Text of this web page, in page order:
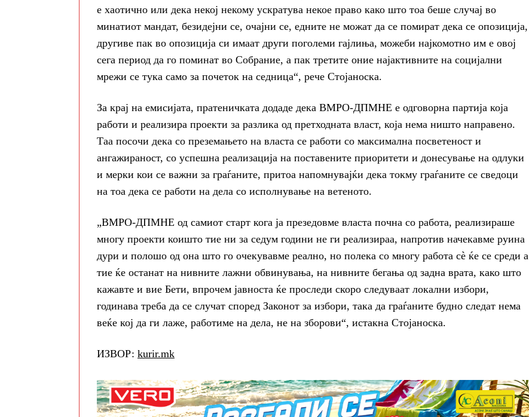
е хаотично или дека некој некому ускратува некое право како што тоа беше случај во
минатиот мандат, безидејни се, очајни се, едните не можат да се помират дека се опозиција,
другиве пак во опозиција си имаат други поголеми гајлиња, можеби најкомотно им е овој
сега период да го поминат во Собрание, а пак третите оние најактивните на социјални
мрежи се тука само за почеток на седница“, рече Стојаноска.
За крај на емисијата, пратеничката додаде дека ВМРО-ДПМНЕ е одговорна партија која
работи и реализира проекти за разлика од претходната власт, која нема ништо направено.
Таа посочи дека со преземањето на власта се работи со максимална посветеност и
ангажираност, со успешна реализација на поставените приоритети и донесување на одлуки
и мерки кои се важни за граѓаните, притоа напомнувајќи дека токму граѓаните се сведоци
на тоа дека се работи на дела со исполнување на ветеното.
„ВМРО-ДПМНЕ од самиот старт кога ја презедовме власта почна со работа, реализираше
многу проекти коишто тие ни за седум години не ги реализираа, напротив начекавме руина
дури и полошо од она што го очекувавме реално, но полека со многу работа сè ќе се среди а
тие ќе останат на нивните лажни обвинувања, на нивните бегања од задна врата, како што
кажавте и вие Бети, впрочем јавноста ќе проследи скоро следуваат локални избори,
годинава треба да се случат според Законот за избори, така да граѓаните будно следат нема
веќе кој да ги лаже, работиме на дела, не на зборови“, истакна Стојаноска.
ИЗВОР: kurir.mk